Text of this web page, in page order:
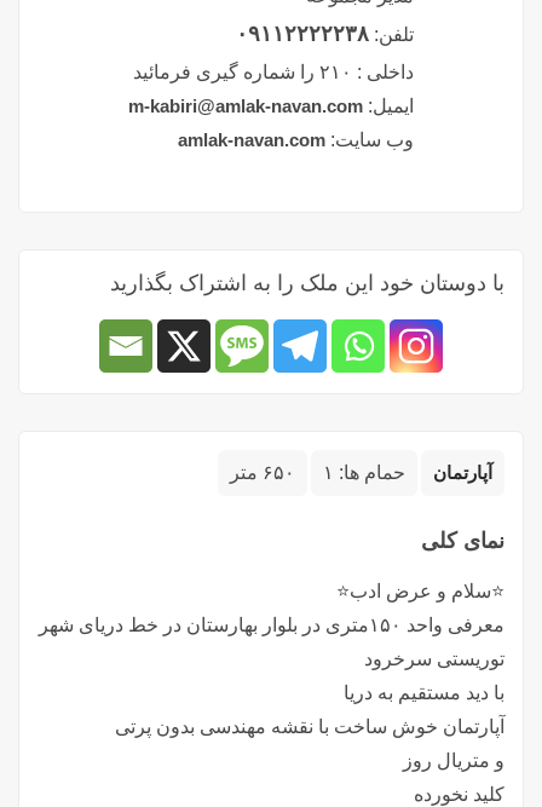
آپارتمان حمام ها: ۱ ۶۵۰ متر
نمای کلی
⭐️سلام و عرض ادب⭐️
معرفی واحد ۱۵۰متری در بلوار بهارستان در خط دریای شهر
توریستی سرخرود
با دید مستقیم به دریا
آپارتمان خوش ساخت با نقشه مهندسی بدون پرتی
و متریال روز
کلید نخورده
تلفن: ۰۹۱۱۲۲۲۲۲۳۸
داخلی : ۲۱۰ را شماره گیری فرمائید
ایمیل: m-kabiri@amlak-navan.com
وب سایت: amlak-navan.com
با دوستان خود این ملک را به اشتراک بگذارید